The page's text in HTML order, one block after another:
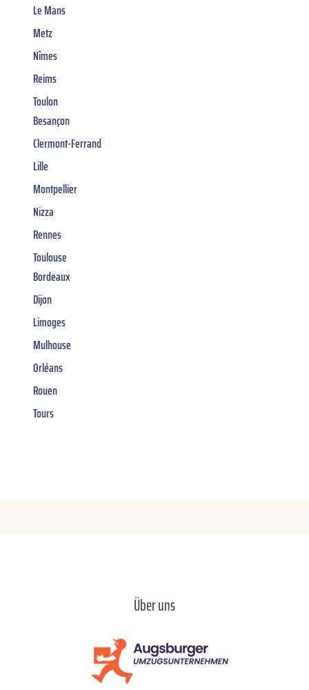
Le Mans
Metz
Nîmes
Reims
Toulon
Besançon
Clermont-Ferrand
Lille
Montpellier
Nizza
Rennes
Toulouse
Bordeaux
Dijon
Limoges
Mulhouse
Orléans
Rouen
Tours
Über uns